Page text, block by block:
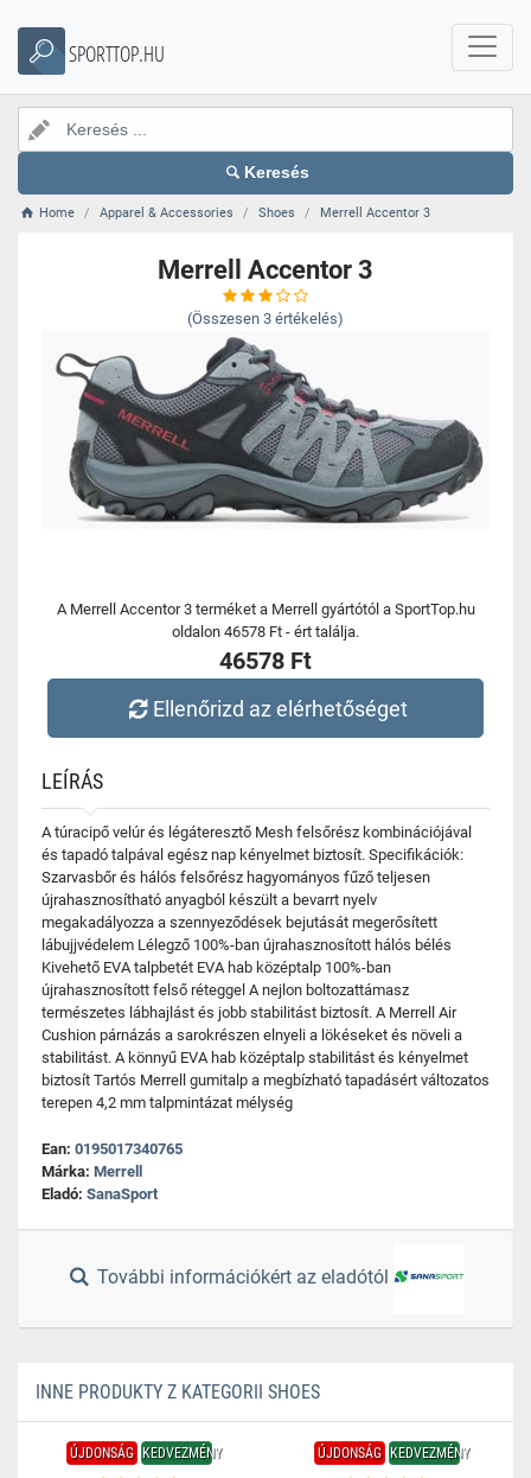
SPORTTOP.HU
Keresés
Home Apparel & Accessories Shoes Merrell Accentor 3
Merrell Accentor 3
(Összesen 3 értékelés)
A Merrell Accentor 3 terméket a Merrell gyártótól a SportTop.hu
oldalon 46578 Ft - ért találja.
46578 Ft
Ellenőrizd az elérhetőséget
LEÍRÁS
A túracipő velúr és légáteresztő Mesh felsőrész kombinációjával
és tapadó talpával egész nap kényelmet biztosít. Specifikációk:
Szarvasbőr és hálós felsőrész hagyományos fűző teljesen
újrahasznosítható anyagból készült a bevarrt nyelv
megakadályozza a szennyeződések bejutását megerősített
lábujjvédelem Lélegző 100%-ban újrahasznosított hálós bélés
Kivehető EVA talpbetét EVA hab középtalp 100%-ban
újrahasznosított felső réteggel A nejlon boltozattámasz
természetes lábhajlást és jobb stabilitást biztosít. A Merrell Air
Cushion párnázás a sarokrészen elnyeli a lökéseket és növeli a
stabilitást. A könnyű EVA hab középtalp stabilitást és kényelmet
biztosít Tartós Merrell gumitalp a megbízható tapadásért változatos
terepen 4,2 mm talpmintázat mélység
Ean: 0195017340765
Márka: Merrell
Eladó: SanaSport
További információkért az eladótól
INNE PRODUKTY Z KATEGORII SHOES
ÚJDONSÁG KEDVEZMÉNY ÚJDONSÁG KEDVEZMÉNY